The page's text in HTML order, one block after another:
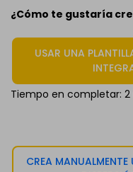
¿Cómo te gustaría
USAR UNA
Tiempo en completar:
CREA